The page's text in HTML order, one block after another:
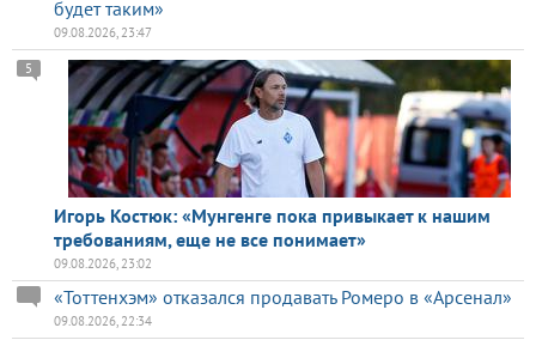
будет таким»
09.08.2026, 23:47
Игорь Костюк: «Мунгенге пока привыкает к нашим
требованиям, еще не все понимает»
5
09.08.2026, 23:02
«Тоттенхэм» отказался продавать Ромеро в «Арсенал»
09.08.2026, 22:34